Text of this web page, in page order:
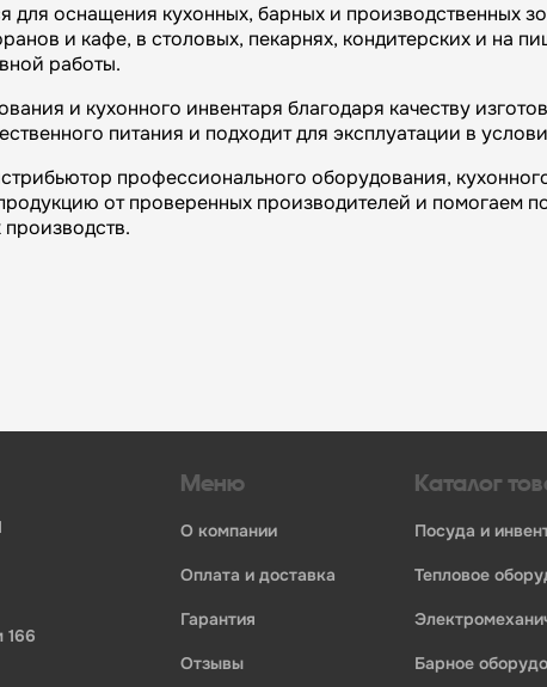
для оснащения кухонных, барных и производственных
и кафе, в столовых, пекарнях, кондитерских и на
работы.
и кухонного инвентаря благодаря качеству
питания и подходит для эксплуатации в
профессионального оборудования,
от проверенных производителей и помогаем
и посуды для HoReCa
оборудования для оснащения предприятий
166
Меню
о компании
оплата и доставка
гарантия
отзывы
Каталог
посуда и
тепловое
барное